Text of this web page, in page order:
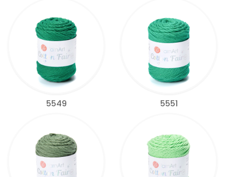
5549 5551